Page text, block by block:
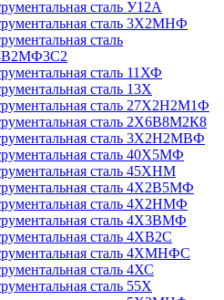
сталь У12А
сталь 3Х2МНФ
сталь
сталь 11ХФ
сталь 13Х
сталь 27Х2Н2М1Ф
сталь 2Х6В8М2К8
сталь 3Х2Н2МВФ
сталь 40Х5МФ
сталь 45ХНМ
сталь 4Х2В5МФ
сталь 4Х2НМФ
сталь 4Х3ВМФ
сталь 4ХВ2С
сталь 4ХМНФС
сталь 4ХС
сталь 55Х